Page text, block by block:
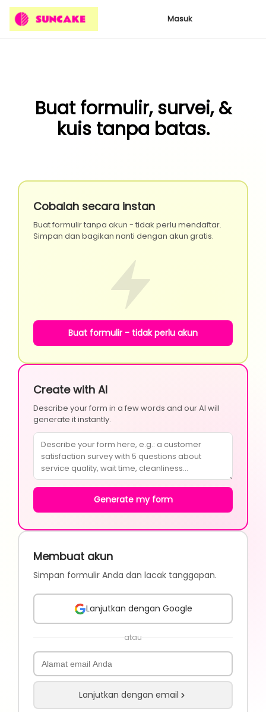
Masuk
Buat formulir, survei, &
kuis tanpa batas.
Cobalah secara instan
Buat formulir tanpa akun - tidak perlu mendaftar.
Simpan dan bagikan nanti dengan akun gratis.
Buat formulir - tidak perlu akun
Create with AI
Describe your form in a few words and our AI will
generate it instantly.
Generate my form
Membuat akun
Simpan formulir Anda dan lacak tanggapan.
Lanjutkan dengan Google
atau
Lanjutkan dengan email